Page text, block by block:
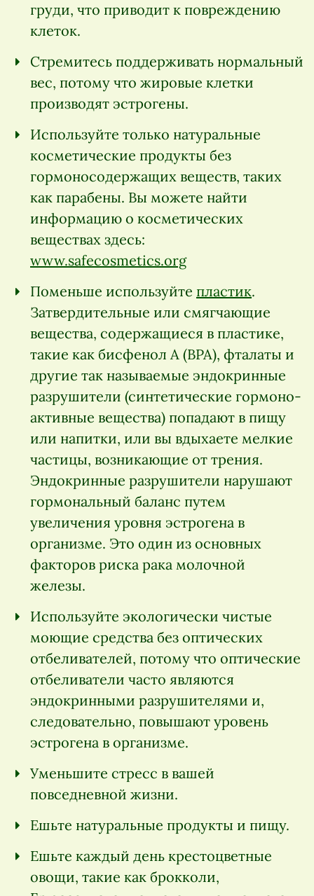
груди, что приводит к повреждению
клеток.
Стремитесь поддерживать нормальный
вес, потому что жировые клетки
производят эстрогены.
Используйте только натуральные
косметические продукты без
гормоносодержащих веществ, таких
как парабены. Вы можете найти
информацию о косметических
веществах здесь:
www.safecosmetics.org
Поменьше используйте пластик.
Затвердительные или смягчающие
вещества, содержащиеся в пластике,
такие как бисфенол А (BPA), фталаты и
другие так называемые эндокринные
разрушители (синтетические гормоно-
активные вещества) попадают в пищу
или напитки, или вы вдыхаете мелкие
частицы, возникающие от трения.
Эндокринные разрушители нарушают
гормональный баланс путем
увеличения уровня эстрогена в
организме. Это один из основных
факторов риска рака молочной
железы.
Используйте экологически чистые
моющие средства без оптических
отбеливателей, потому что оптические
отбеливатели часто являются
эндокринными разрушителями и,
следовательно, повышают уровень
эстрогена в организме.
Уменьшите стресс в вашей
повседневной жизни.
Ешьте натуральные продукты и пищу.
Ешьте каждый день крестоцветные
овощи, такие как брокколи,